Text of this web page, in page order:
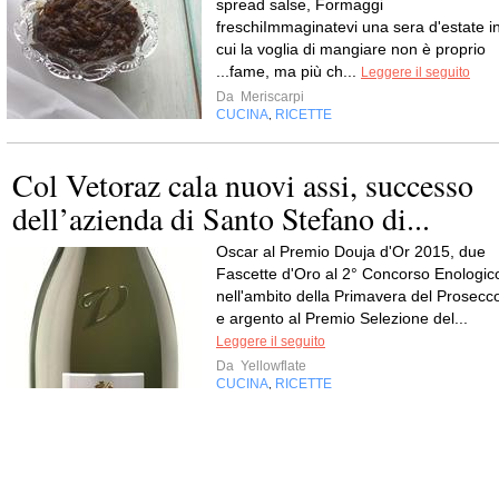
spread salse, Formaggi
freschiImmaginatevi una sera d'estate
cui la voglia di mangiare non è proprio
...fame, ma più ch...
Leggere il seguito
Da Meriscarpi
CUCINA RICETTE
Col Vetoraz cala nuovi assi, successo
dell’azienda di Santo Stefano di...
Oscar al Premio Douja d'Or 2015, due
Fascette d'Oro al 2° Concorso
nell'ambito della Primavera del
e argento al Premio Selezione del...
Leggere il seguito
Da Yellowflate
CUCINA RICETTE